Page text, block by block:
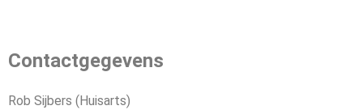
Contactgegevens
Rob Sijbers (Huisarts)